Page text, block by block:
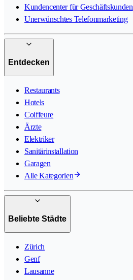
Kundencenter für Geschäftskunden
Unerwünschtes Telefonmarketing
Entdecken
Restaurants
Hotels
Coiffeure
Ärzte
Elektriker
Sanitärinstallation
Garagen
Alle Kategorien
Beliebte Städte
Zürich
Genf
Lausanne